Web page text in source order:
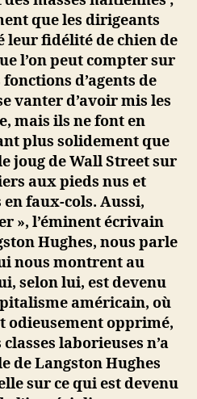
que les dirigeants
leur fidélité de chien de
l’on peut compter sur
d’agents de
vanter d’avoir mis les
mais ils ne font en
plus solidement que
joug de Wall Street sur
aux pieds nus et
faux-cols. Aussi,
», l’éminent écrivain
Hughes, nous parle
nous montrent au
selon lui, est devenu
américain, où
odieusement opprimé,
laborieuses n’a
de Langston Hughes
sur ce qui est devenu